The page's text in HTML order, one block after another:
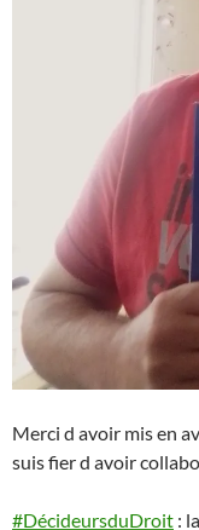
Merci d avoir mis en
suis fier d avoir
#DécideursduDroit : la